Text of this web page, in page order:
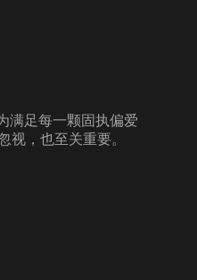
满足每一颗固执偏爱
视，也至关重要。